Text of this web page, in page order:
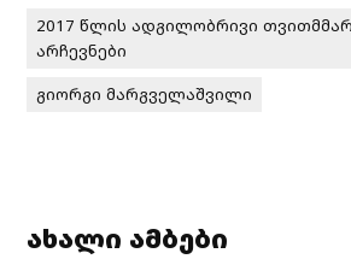
2017 წლის ადგილობრივი
არჩევნები
გიორგი მარგველაშვილი
ახალი ამბები